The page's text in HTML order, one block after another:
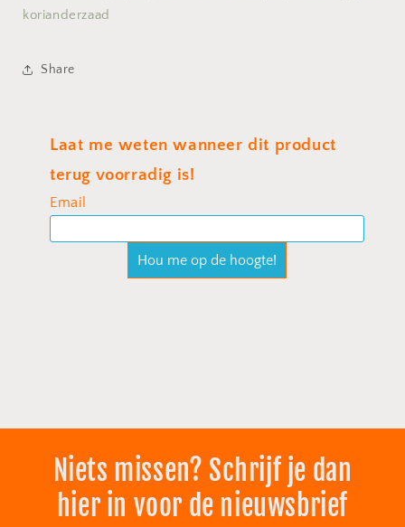
korianderzaad
Share
Niets missen? Schrijf je dan
hier in voor de nieuwsbrief